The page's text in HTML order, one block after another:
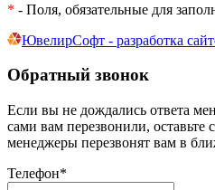
* - Поля, обязательные для
ЮвелирСофт - разработка
Обратный звонок
Если вы не дождались ответа
сами вам перезвонили,
менеджеры перезвонят вам в
Телефон*